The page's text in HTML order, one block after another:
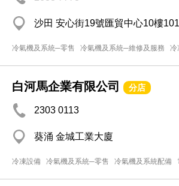
沙田 安心街19號匯貿中心10樓
冷氣機及系統─零售 冷氣機及系統─維修及服務 冷
白河馬企業有限公司 分店
2303 0113
葵涌 金城工業大廈
冷凍設備 冷氣機及系統─零售 冷氣機及系統配備